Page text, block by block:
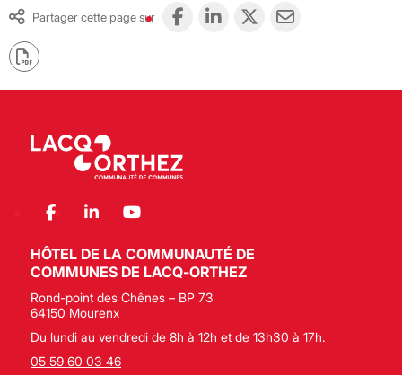
Partager cette page sur
HÔTEL DE LA COMMUNAUTÉ DE
COMMUNES DE LACQ-ORTHEZ
Rond-point des Chênes – BP 73
64150 Mourenx
Du lundi au vendredi de 8h à 12h et de 13h30 à 17h.
05 59 60 03 46